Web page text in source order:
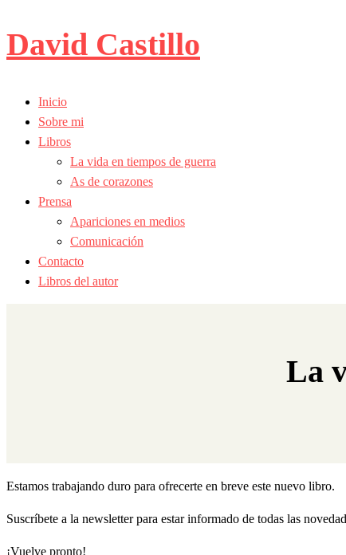
David Castillo
Inicio
Sobre mi
Libros
La vida en tiempos de guerra
As de corazones
Prensa
Apariciones en medios
Comunicación
Contacto
Libros del autor
La
Estamos trabajando duro para ofrecerte en breve este nuevo libro.
Suscríbete a la newsletter para estar informado de todas las
¡Vuelve pronto!